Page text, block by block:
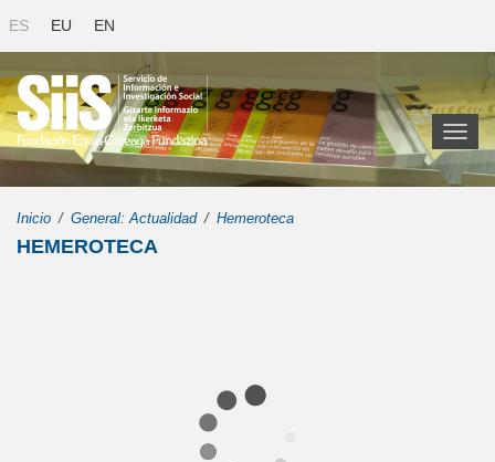
ES EU EN
Toggle
Inicio General: Actualidad Hemeroteca
HEMEROTECA